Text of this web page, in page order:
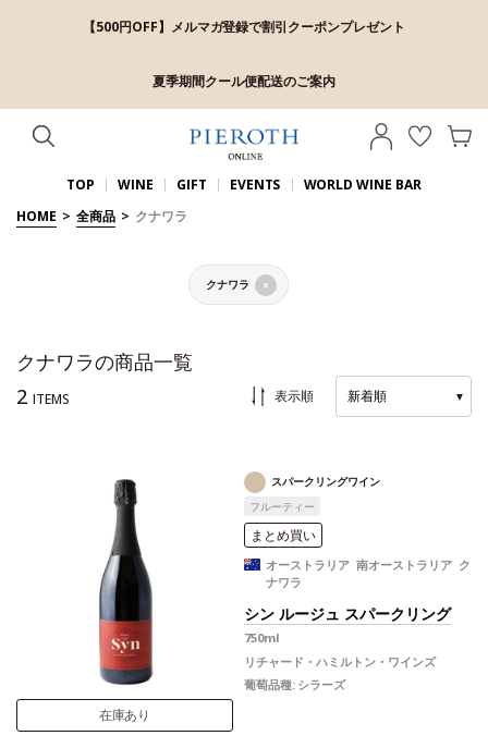
【500円OFF】メルマガ登録で割引クーポンプレゼント
夏季期間クール便配送のご案内
TOP WINE GIFT EVENTS
WORLD WINE BAR
HOME > 全商品 > クナワラ
クナワラ ×
クナワラの商品一覧
2 ITEMS 表示順 新着順 ▼
在庫あり
スパークリングワイン
フルーティー
まとめ買い
オーストラリア 南オーストラリア ク
ナワラ
シン ルージュ スパークリング
750ml
リチャード・ハミルトン・ワインズ
葡萄品種: シラーズ